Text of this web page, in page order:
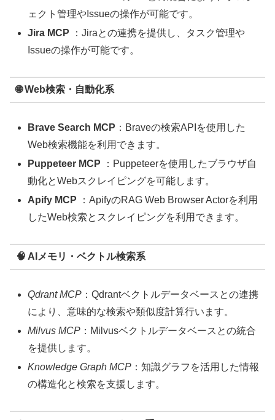
ェクト管理やIssueの操作が可能です。
Jira MCP ：Jiraとの連携を提供し、タスク管理や
Issueの操作が可能です。
🌐 Web検索・自動化系
Brave Search MCP ：Braveの検索APIを使用した
Web検索機能を利用できます。
Puppeteer MCP ：Puppeteerを使用したブラウザ自
動化とWebスクレイピングを可能します。
Apify MCP ：ApifyのRAG Web Browser Actorを利用
したWeb検索とスクレイピングを利用できます。
🧠 AIメモリ・ベクトル検索系
Qdrant MCP ：Qdrantベクトルデータベースとの連携
により、意味的な検索や類似度計算行います。
Milvus MCP ：Milvusベクトルデータベースとの統合
を提供します。
Knowledge Graph MCP ：知識グラフを活用した情報
の構造化と検索を支援します。